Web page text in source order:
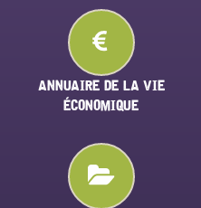
ANNUAIRE DE LA VIE
ÉCONOMIQUE